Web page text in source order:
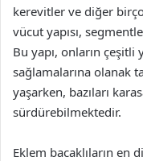
kerevitler ve diğer
vücut yapısı,
Bu yapı, onların çeşitli
sağlamalarına olanak
yaşarken, bazıları
sürdürebilmektedir.
Eklem bacaklıların en